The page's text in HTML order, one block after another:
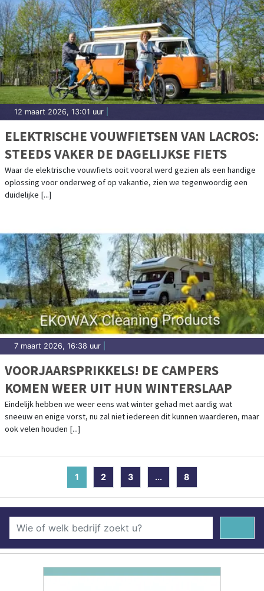
12 maart 2026, 13:01 uur
ELEKTRISCHE VOUWFIETSEN VAN LACROS:
STEEDS VAKER DE DAGELIJKSE FIETS
Waar de elektrische vouwfiets ooit vooral werd gezien als een handige
oplossing voor onderweg of op vakantie, zien we tegenwoordig een
duidelijke [...]
7 maart 2026, 16:38 uur
VOORJAARSPRIKKELS! DE CAMPERS
KOMEN WEER UIT HUN WINTERSLAAP
Eindelijk hebben we weer eens wat winter gehad met aardig wat
sneeuw en enige vorst, nu zal niet iedereen dit kunnen waarderen, maar
ook velen houden [...]
1 (current)
2 3 ... 8